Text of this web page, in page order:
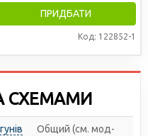
ПРИДБАТИ
Код: 122852-1
СХЕМАМИ
Общий (см. мод-